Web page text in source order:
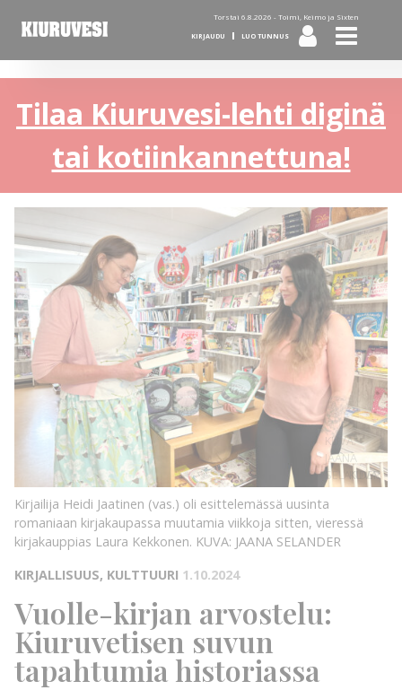
Torstai 6.8.2026 - Toimi, Keimo ja Sixten
KIRJAUDU LUO TUNNUS
Tilaa Kiuruvesi-lehti diginä
tai kotiinkannettuna!
KUVA:
KUVA:
JAANA
SELANDER
Kirjailija Heidi Jaatinen (vas.) oli esittelemässä uusinta
romaniaan kirjakaupassa muutamia viikkoja sitten, vieressä
kirjakauppias Laura Kekkonen. KUVA: JAANA SELANDER
KIRJALLISUUS, KULTTUURI 1.10.2024
Vuolle-kirjan arvostelu:
Kiuruvetisen suvun
tapahtumia historiassa